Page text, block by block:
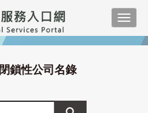
閉鎖性公司名錄